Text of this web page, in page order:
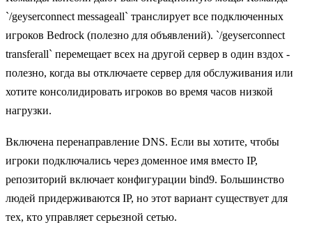
`/geyserconnect messageall` транслирует все подключенных
игроков Bedrock (полезно для объявлений). `/geyserconnect
transferall` перемещает всех на другой сервер в один вздох -
полезно, когда вы отключаете сервер для обслуживания или
хотите консолидировать игроков во время часов низкой
нагрузки.
Включена перенаправление DNS. Если вы хотите, чтобы
игроки подключались через доменное имя вместо IP,
репозиторий включает конфигурации bind9. Большинство
людей придерживаются IP, но этот вариант существует для
тех, кто управляет серьезной сетью.